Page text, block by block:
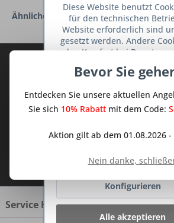
Ähnliche Artikel
TraumKüche Newsletter und
Sie keine Neuigkeit oder Aktion
dem Traum Küchen - Shop.
Ich habe die
Service Hotline
Bevor Sie
Entdecken Sie unsere aktuellen
Sie sich 10% Rabattmit dem Code:
Aktion gilt ab dem 01.08.2026 -
Nein danke,
Diese Website benutzt
für den technischen
Website erforderlich sind
gesetzt werden. Andere
den Komfort bei
dienen oder die
Netzwerken vereinfachen
werden nur mit Ihrer
Ablehnen
Konfigurieren
Alle akzeptieren